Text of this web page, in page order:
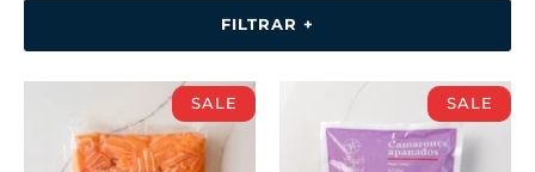
FILTRAR +
SALE SALE